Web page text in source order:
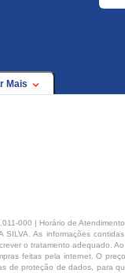
Mais
000 | Horário de
As informações
o tratamento adequado.
feitas pela internet. O
proteção de dados, para